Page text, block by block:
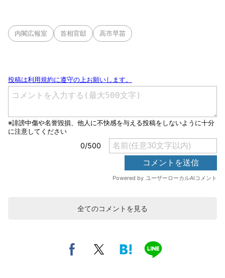
内閣広報室 首相官邸 高市早苗
全てのコメントを見る